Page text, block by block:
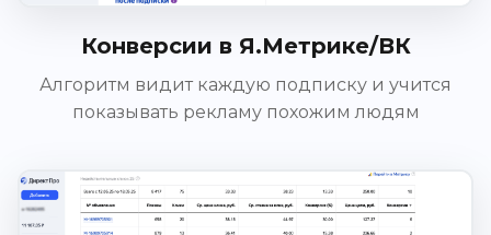
Конверсии в Я.Метрике/ВК
Алгоритм видит каждую подписку и учится
показывать рекламу похожим людям